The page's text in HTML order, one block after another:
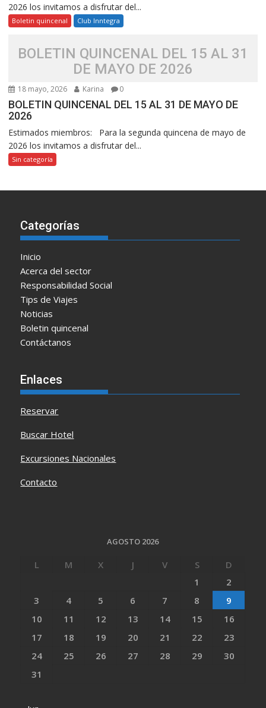
2026 los invitamos a disfrutar del...
Boletin quincenal Club Inntegra
BOLETIN QUINCENAL DEL 15 AL 31
DE MAYO DE 2026
18 mayo, 2026 Karina 0
BOLETIN QUINCENAL DEL 15 AL 31 DE MAYO DE
2026
Estimados miembros: Para la segunda quincena de mayo de
2026 los invitamos a disfrutar del...
Sin categoría
Categorías
Inicio
Acerca del sector
Responsabilidad Social
Tips de Viajes
Noticias
Boletin quincenal
Contáctanos
Enlaces
Reservar
Buscar Hotel
Excursiones Nacionales
Contacto
AGOSTO 2026
L M X J V S
D
1
2
3
4 5 6 7 8
9
10
11 12 13 14 15
16
17
18 19 20 21 22
23
24
25 26 27 28 29
30
31